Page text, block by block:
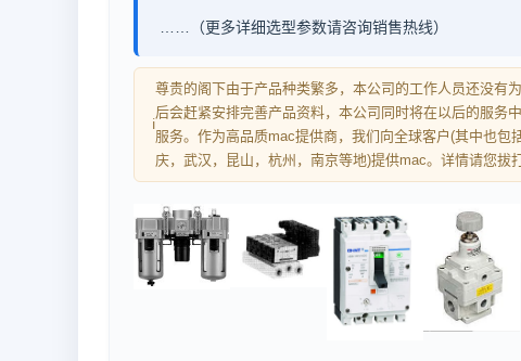
……（更多详细选型参数请咨询销售热线）
ℹ
尊贵的阁下由于产品种类繁多，本公司的工作人员还没有
后会赶紧安排完善产品资料，本公司同时将在以后的服务
服务。作为高品质mac提供商，我们向全球客户(其中也
庆，武汉，昆山，杭州，南京等地)提供mac。详情请您拔